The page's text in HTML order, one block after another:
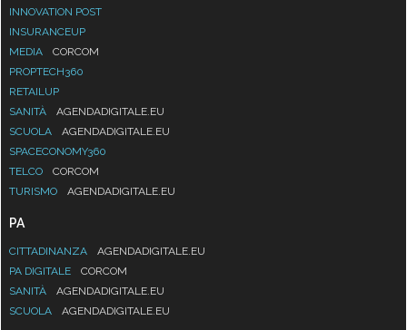
INNOVATION POST
INSURANCEUP
MEDIA
CORCOM
PROPTECH360
RETAILUP
SANITÀ
AGENDADIGITALE.EU
SCUOLA
AGENDADIGITALE.EU
SPACECONOMY360
TELCO
CORCOM
TURISMO
AGENDADIGITALE.EU
PA
CITTADINANZA
AGENDADIGITALE.EU
PA DIGITALE
CORCOM
SANITÀ
AGENDADIGITALE.EU
SCUOLA
AGENDADIGITALE.EU